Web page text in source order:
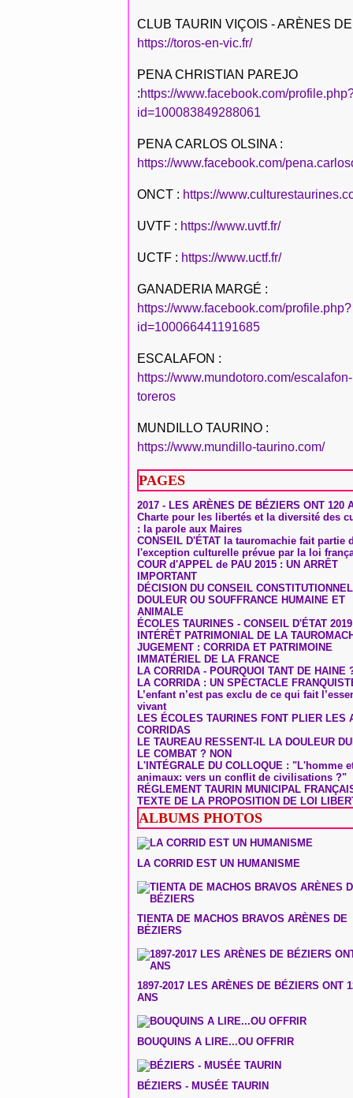
CLUB TAURIN VIÇOIS - ARÈNES
https://toros-en-vic.fr/
PENA CHRISTIAN PAREJO
:https://www.facebook.com/
id=100083849288061
PENA CARLOS OLSINA :
https://www.facebook.com/
ONCT : https://
UVTF : https://www.uvtf.fr/
UCTF : https://www.uctf.fr/
GANADERIA MARGÉ :
https://www.facebook.com/profile.php?
id=100066441191685
ESCALAFON :
https://www.mundotoro.com/escalafon-
toreros
MUNDILLO TAURINO :
https://www.mundillo-taurino.com/
PAGES
2017 - LES ARÈNES DE BÉZIERS ONT 120
Charte pour les libertés et la diversité des
: la parole aux Maires
CONSEIL D'ÉTAT la tauromachie fait partie
l'exception culturelle prévue par la loi
COUR d'APPEL de PAU 2015 : UN ARRÊT
IMPORTANT
DÉCISION DU CONSEIL CONSTITUTIONNEL
DOULEUR OU SOUFFRANCE HUMAINE ET
ANIMALE
ÉCOLES TAURINES - CONSEIL D'ÉTAT 2019
INTÉRÊT PATRIMONIAL DE LA
JUGEMENT : CORRIDA ET PATRIMOINE
IMMATÉRIEL DE LA FRANCE
LA CORRIDA - POURQUOI TANT DE HAINE
LA CORRIDA : UN SPECTACLE
L’enfant n’est pas exclu de ce qui fait
vivant
LES ÉCOLES TAURINES FONT PLIER LES
CORRIDAS
LE TAUREAU RESSENT-IL LA DOULEUR
LE COMBAT ? NON
L'INTÉGRALE DU COLLOQUE : "L'homme
animaux: vers un conflit de civilisations ?"
RÉGLEMENT TAURIN MUNICIPAL
TEXTE DE LA PROPOSITION DE LOI
ALBUMS PHOTOS
LA CORRID EST UN HUMANISME
TIENTA DE MACHOS BRAVOS ARÈNES DE
BÉZIERS
1897-2017 LES ARÈNES DE BÉZIERS ONT
ANS
BOUQUINS A LIRE...OU OFFRIR
BÉZIERS - MUSÉE TAURIN